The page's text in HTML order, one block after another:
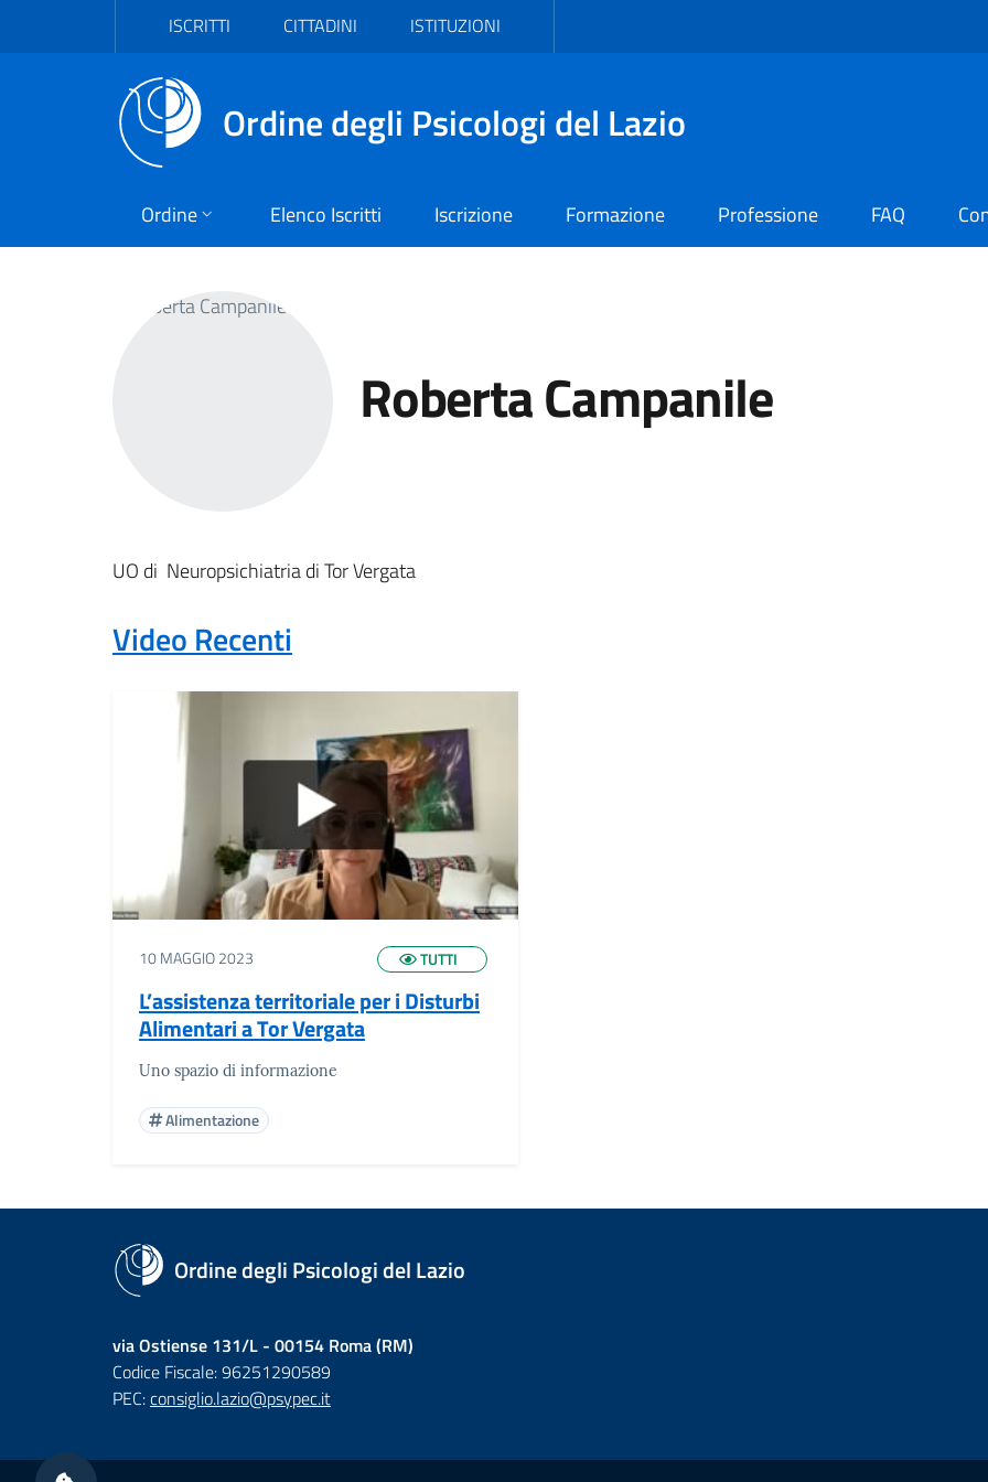
Vai al contenuto principale
ISCRITTI CITTADINI ISTITUZIONI
Ordine degli Psicologi del Lazio
Ordine Elenco Iscritti Iscrizione Formazione Professione FAQ
Roberta Campanile
UO di Neuropsichiatria di Tor Vergata
Video Recenti
TUTTI
10 MAGGIO 2023
L’assistenza territoriale per i Disturbi
Alimentari a Tor Vergata
Uno spazio di informazione
Alimentazione
Ordine degli Psicologi del Lazio
via Ostiense 131/L - 00154 Roma (RM)
Codice Fiscale: 96251290589
PEC:consiglio.lazio@psypec.it